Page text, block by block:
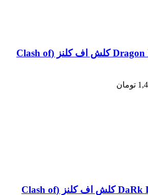
آفر Dragon Palace Scenery کلش اف کلنز (Clash of
آفر DaRk DaYs SceNeRY کلش اف کلنز (Clash of